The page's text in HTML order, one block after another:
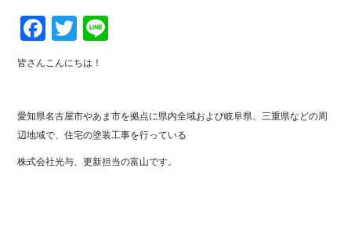
Fa
ce
ok
T
wi
r
皆さんこんにちは！
愛知県名古屋市やあま市を拠点に県内全域および岐阜県、三重県などの周
辺地域で、住宅の塗装工事を行っている
株式会社光与、更新担当の富山です。